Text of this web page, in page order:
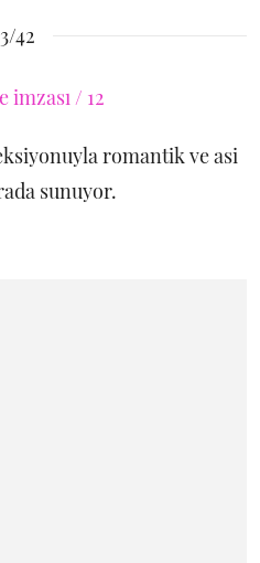
42
romantik ve asi
sunuyor.